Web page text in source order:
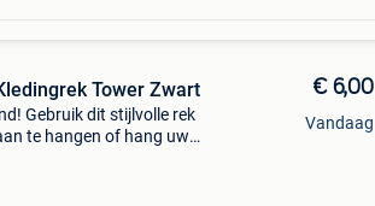
Tower Zwart
Gebruik dit stijlvolle rek
te hangen of hang uw
€ 6,00
Vandaag